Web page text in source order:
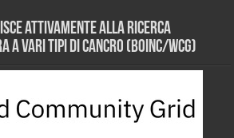
attivamente alla ricerca
vari tipi di Cancro (BOINC/WCG)